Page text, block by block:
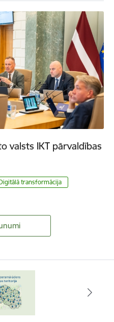
valsts IKT pārvaldības
transformācija